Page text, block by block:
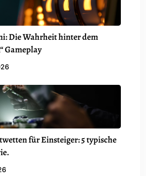
Die Wahrheit hinter dem
Gameplay
für Einsteiger: 5 typische